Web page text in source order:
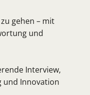
gehen – mit
und
Interview,
und Innovation